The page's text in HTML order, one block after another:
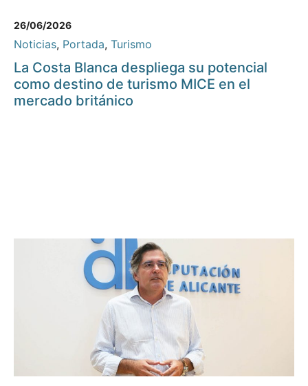
26/06/2026
Noticias, Portada, Turismo
La Costa Blanca despliega su potencial
como destino de turismo MICE en el
mercado británico